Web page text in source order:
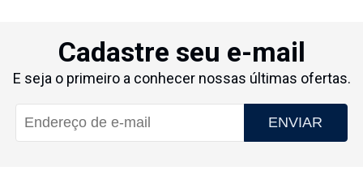
Cadastre seu e-mail
E seja o primeiro a conhecer nossas últimas ofertas.
ENVIAR